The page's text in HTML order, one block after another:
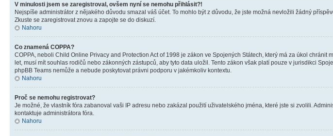
V minulosti jsem se zaregistroval, ovšem nyní se nemohu přihlásit?!
Nejspíše administrátor z nějakého důvodu smazal váš účet. To mohlo být z důvodu, že jste možná nevložili žádný
Zkuste se zaregistrovat znovu a zapojte se do diskuzí.
Nahoru
Co znamená COPPA?
COPPA, neboli Child Online Privacy and Protection Act of 1998 je zákon ve Spojených Státech, který má za úkol
let, musí mít souhlas rodičů nebo zákonných zástupců, aby tyto data uložil. Tento zákon však platí pouze v jurisdikci
phpBB Teams nemůže a nebude poskytovat právni podporu v jakémkoliv kontextu.
Nahoru
Proč se nemohu registrovat?
Je možné, že vlastník fóra zabanoval vaši IP adresu nebo zakázal použití uživatelského jména, které jste si zvolili.
kontaktuje administrátora fóra.
Nahoru